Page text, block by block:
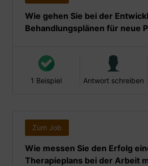
Wie gehen Sie bei der
Behandlungsplänen für neue
1 Beispiel Antwort schreiben
Zum Job
Wie messen Sie den Erfolg
Therapieplans bei der Arbeit